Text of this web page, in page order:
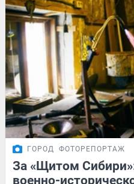
ГОРОД ФОТОРЕПОРТАЖ
За «Щитом
военно-